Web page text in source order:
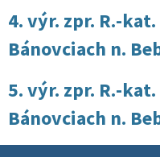
4. výr. zpr. R.-
Bánovciach n.
5. výr. zpr. R.-
Bánovciach n.